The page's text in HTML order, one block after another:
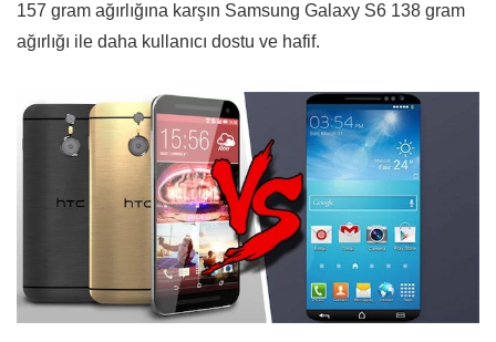
157 gram ağırlığına karşın Samsung Galaxy S6 138 gram
ağırlığı ile daha kullanıcı dostu ve hafif.